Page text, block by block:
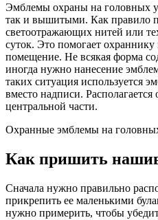
Эмблемы охраны на головных
так и вышитыми. Как правило
светоотражающих нитей или
суток. Это помогает
помещение. Не всякая форма
иногда нужно нанесение
таких ситуация используется
вместо надписи.
центральной части.
Охранные эмблемы на
Как пришить
Сначала нужно правильно
прикрепить ее маленькими
нужно примерить, чтобы